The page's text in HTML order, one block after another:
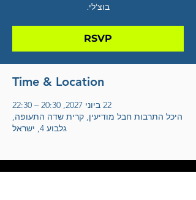
בוצ'לי.
RSVP
Time & Location
22 ביוני 2027, 20:30 – 22:30
היכל התרבות חבל מודיעין, קרית שדה התעופה,
גלבוע 4, ישראל